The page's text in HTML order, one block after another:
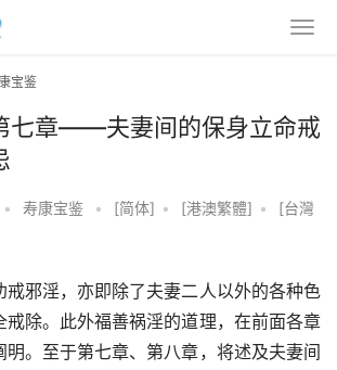
宝鉴
七章——夫妻间的保身立命戒
• 寿康宝鉴 • [简体] • [港澳繁體] •
[台灣
戒邪淫，亦即除了夫妻二人以外的各种色
戒除。此外福善祸淫的道理，在前面各章
。至于第七章、第八章，将述及夫妻间